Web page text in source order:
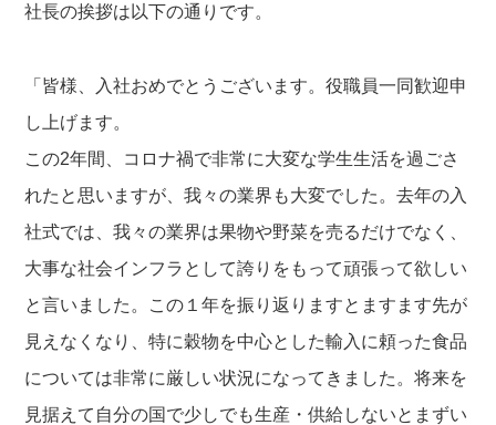
社長の挨拶は以下の通りです。
「皆様、入社おめでとうございます。役職員一同歓迎申
し上げます。
この2年間、コロナ禍で非常に大変な学生生活を過ごさ
れたと思いますが、我々の業界も大変でした。去年の入
社式では、我々の業界は果物や野菜を売るだけでなく、
大事な社会インフラとして誇りをもって頑張って欲しい
と言いました。この１年を振り返りますとますます先が
見えなくなり、特に穀物を中心とした輸入に頼った食品
については非常に厳しい状況になってきました。将来を
見据えて自分の国で少しでも生産・供給しないとまずい